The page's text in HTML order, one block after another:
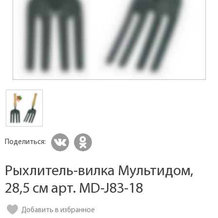
Поделиться:
Рыхлитель-вилка Мультидом,
28,5 см арт. MD-J83-18
Добавить в избранное